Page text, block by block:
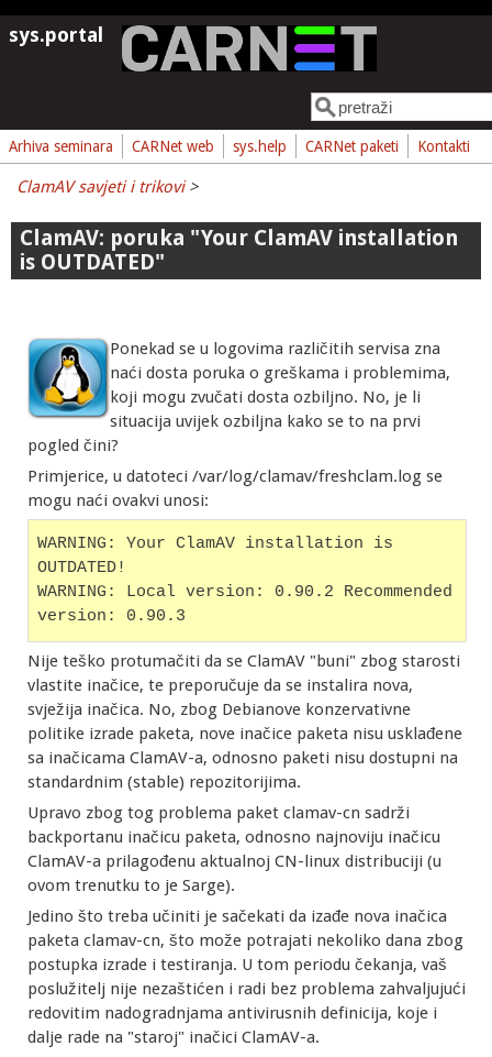
Skoči na glavni sadržaj
sys.portal
Obrazac pretrage
Pretraga
Arhiva seminara CARNet web sys.help CARNet paketi Kontakti
ClamAV savjeti i trikovi>
ClamAV: poruka "Your ClamAV installation
is OUTDATED"
Ponekad se u logovima različitih servisa zna
naći dosta poruka o greškama i problemima,
koji mogu zvučati dosta ozbiljno. No, je li
situacija uvijek ozbiljna kako se to na prvi
pogled čini?
Primjerice, u datoteci /var/log/clamav/freshclam.log se
mogu naći ovakvi unosi:
WARNING: Your ClamAV installation is
OUTDATED!
WARNING: Local version: 0.90.2 Recommended
version: 0.90.3
Nije teško protumačiti da se ClamAV "buni" zbog starosti
vlastite inačice, te preporučuje da se instalira nova,
svježija inačica. No, zbog Debianove konzervativne
politike izrade paketa, nove inačice paketa nisu usklađene
sa inačicama ClamAV-a, odnosno paketi nisu dostupni na
standardnim (stable) repozitorijima.
Upravo zbog tog problema paket clamav-cn sadrži
backportanu inačicu paketa, odnosno najnoviju inačicu
ClamAV-a prilagođenu aktualnoj CN-linux distribuciji (u
ovom trenutku to je Sarge).
Jedino što treba učiniti je sačekati da izađe nova inačica
paketa clamav-cn, što može potrajati nekoliko dana zbog
postupka izrade i testiranja. U tom periodu čekanja, vaš
poslužitelj nije nezaštićen i radi bez problema zahvaljujući
redovitim nadogradnjama antivirusnih definicija, koje i
dalje rade na "staroj" inačici ClamAV-a.